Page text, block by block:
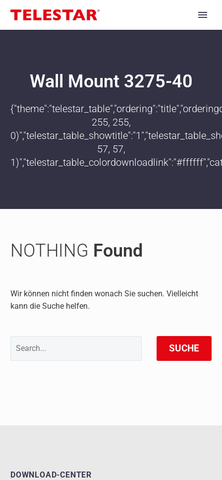
Wall Mount 3275-40
255, 255,
57, 57,
NOTHING Found
Wir können nicht finden wonach Sie suchen. Vielleicht
kann die Suche helfen.
SUCHE
DOWNLOAD-CENTER